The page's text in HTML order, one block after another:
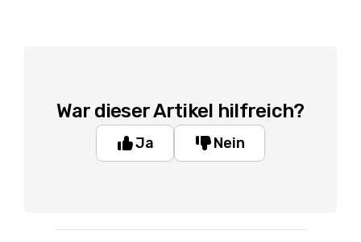
War dieser Artikel hilfreich?
Ja Nein